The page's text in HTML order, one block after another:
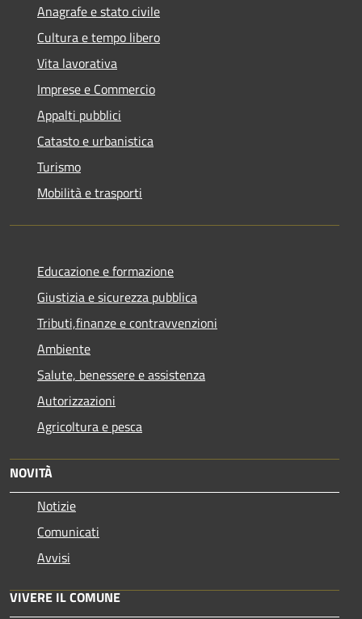
Anagrafe e stato civile
Cultura e tempo libero
Vita lavorativa
Imprese e Commercio
Appalti pubblici
Catasto e urbanistica
Turismo
Mobilità e trasporti
Educazione e formazione
Giustizia e sicurezza pubblica
Tributi,finanze e contravvenzioni
Ambiente
Salute, benessere e assistenza
Autorizzazioni
Agricoltura e pesca
NOVITÀ
Notizie
Comunicati
Avvisi
VIVERE IL COMUNE